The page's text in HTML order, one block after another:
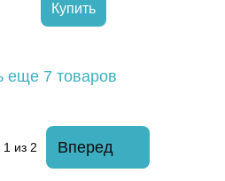
Купить
еще 7 товаров
1 из 2 Вперед